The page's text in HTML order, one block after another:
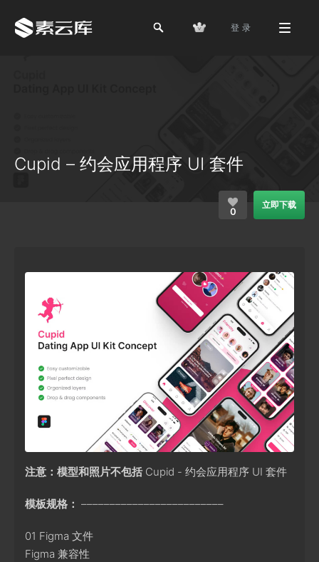
登 录
Cupid – 约会应用程序 UI 套件
0
立即下载
注意：模型和照片不包括 Cupid - 约会应用程序 UI 套件
模板规格： –––––––––––––––––––––––––
01 Figma 文件
Figma 兼容性